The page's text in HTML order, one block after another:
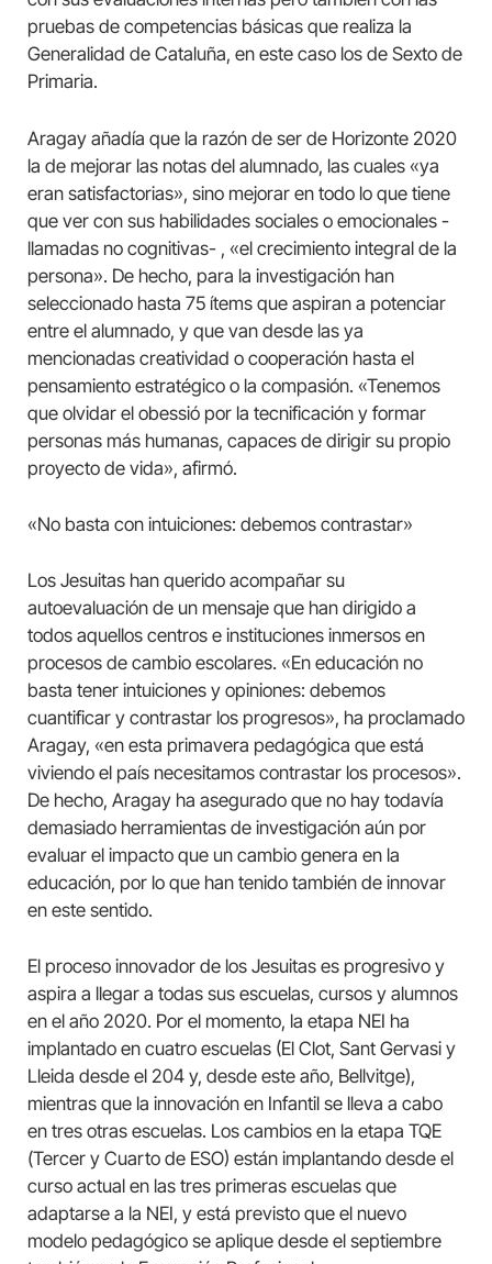
pruebas de competencias básicas que realiza la
Generalidad de Cataluña, en este caso los de Sexto de
Primaria.
Aragay añadía que la razón de ser de Horizonte 2020
la de mejorar las notas del alumnado, las cuales «ya
eran satisfactorias», sino mejorar en todo lo que tiene
que ver con sus habilidades sociales o emocionales -
llamadas no cognitivas- , «el crecimiento integral de la
persona». De hecho, para la investigación han
seleccionado hasta 75 ítems que aspiran a potenciar
entre el alumnado, y que van desde las ya
mencionadas creatividad o cooperación hasta el
pensamiento estratégico o la compasión. «Tenemos
que olvidar el obessió por la tecnificación y formar
personas más humanas, capaces de dirigir su propio
proyecto de vida», afirmó.
«No basta con intuiciones: debemos contrastar»
Los Jesuitas han querido acompañar su
autoevaluación de un mensaje que han dirigido a
todos aquellos centros e instituciones inmersos en
procesos de cambio escolares. «En educación no
basta tener intuiciones y opiniones: debemos
cuantificar y contrastar los progresos», ha proclamado
Aragay, «en esta primavera pedagógica que está
viviendo el país necesitamos contrastar los procesos».
De hecho, Aragay ha asegurado que no hay todavía
demasiado herramientas de investigación aún por
evaluar el impacto que un cambio genera en la
educación, por lo que han tenido también de innovar
en este sentido.
El proceso innovador de los Jesuitas es progresivo y
aspira a llegar a todas sus escuelas, cursos y alumnos
en el año 2020. Por el momento, la etapa NEI ha
implantado en cuatro escuelas (El Clot, Sant Gervasi y
Lleida desde el 204 y, desde este año, Bellvitge),
mientras que la innovación en Infantil se lleva a cabo
en tres otras escuelas. Los cambios en la etapa TQE
(Tercer y Cuarto de ESO) están implantando desde el
curso actual en las tres primeras escuelas que
adaptarse a la NEI, y está previsto que el nuevo
modelo pedagógico se aplique desde el septiembre